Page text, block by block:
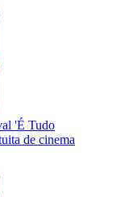
'É Tudo
de cinema